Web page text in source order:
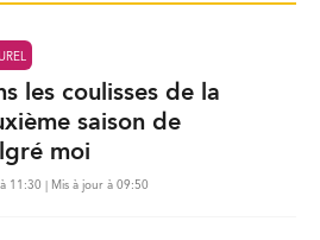
les coulisses de la
saison de
moi
11:30 | Mis à jour à 09:50